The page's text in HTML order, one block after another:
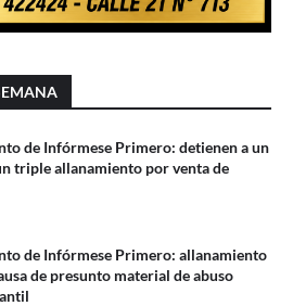
de Infórmese Primero: detienen a un
triple allanamiento por venta de
de Infórmese Primero: allanamiento
de presunto material de abuso